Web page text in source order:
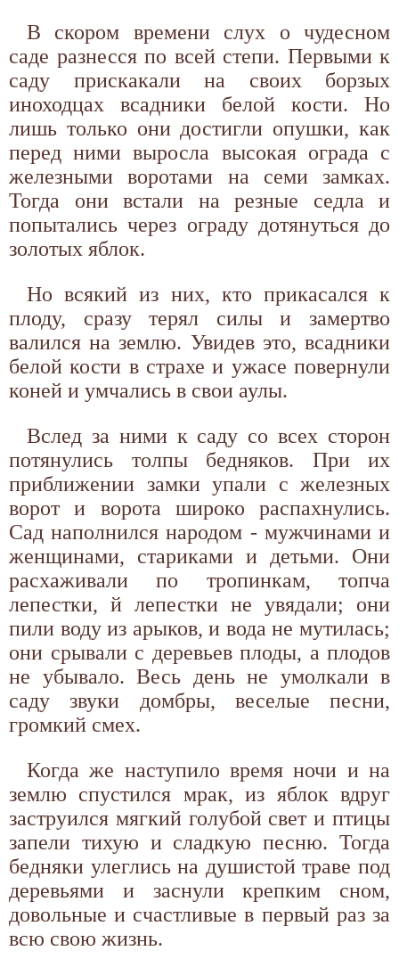
В скором времени слух о чудесном
саде разнесся по всей степи. Первыми к
саду прискакали на своих борзых
иноходцах всадники белой кости. Но
лишь только они достигли опушки, как
перед ними выросла высокая ограда с
железными воротами на семи замках.
Тогда они встали на резные седла и
попытались через ограду дотянуться до
золотых яблок.
Но всякий из них, кто прикасался к
плоду, сразу терял силы и замертво
валился на землю. Увидев это, всадники
белой кости в страхе и ужасе повернули
коней и умчались в свои аулы.
Вслед за ними к саду со всех сторон
потянулись толпы бедняков. При их
приближении замки упали с железных
ворот и ворота широко распахнулись.
Сад наполнился народом - мужчинами и
женщинами, стариками и детьми. Они
расхаживали по тропинкам, топча
лепестки, й лепестки не увядали; они
пили воду из арыков, и вода не мутилась;
они срывали с деревьев плоды, а плодов
не убывало. Весь день не умолкали в
саду звуки домбры, веселые песни,
громкий смех.
Когда же наступило время ночи и на
землю спустился мрак, из яблок вдруг
заструился мягкий голубой свет и птицы
запели тихую и сладкую песню. Тогда
бедняки улеглись на душистой траве под
деревьями и заснули крепким сном,
довольные и счастливые в первый раз за
всю свою жизнь.